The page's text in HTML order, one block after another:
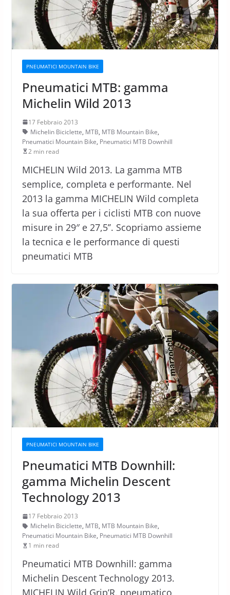
PNEUMATICI MOUNTAIN BIKE
Pneumatici MTB: gamma
Michelin Wild 2013
17 Febbraio 2013
Michelin Biciclette, MTB, MTB Mountain Bike,
Pneumatici Mountain Bike, Pneumatici MTB Downhill
2 min read
MICHELIN Wild 2013. La gamma MTB
semplice, completa e performante. Nel
2013 la gamma MICHELIN Wild completa
la sua offerta per i ciclisti MTB con nuove
misure in 29″ e 27,5’’. Scopriamo assieme
la tecnica e le performance di questi
pneumatici MTB
PNEUMATICI MOUNTAIN BIKE
Pneumatici MTB Downhill:
gamma Michelin Descent
Technology 2013
17 Febbraio 2013
Michelin Biciclette, MTB, MTB Mountain Bike,
Pneumatici Mountain Bike, Pneumatici MTB Downhill
1 min read
Pneumatici MTB Downhill: gamma
Michelin Descent Technology 2013.